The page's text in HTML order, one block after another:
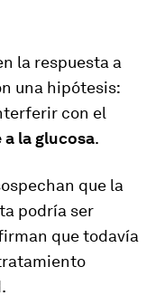
la respuesta a
una hipótesis:
con el
la glucosa.
que la
podría ser
que todavía